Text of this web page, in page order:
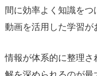
間に効率よく知識を
動画を活用した学習が
情報が体系的に整理